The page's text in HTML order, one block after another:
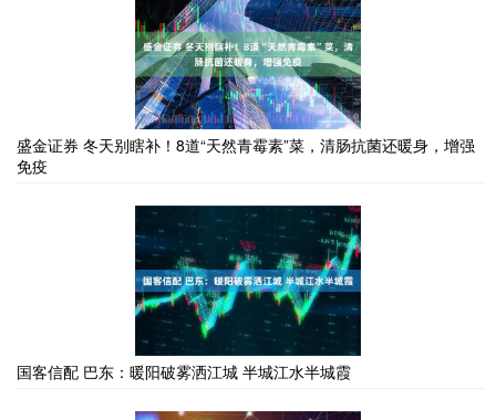
盛金证券 冬天别瞎补！8道“天然青霉素”菜，清肠抗菌还暖身，增强
免疫
国客信配 巴东：暖阳破雾洒江城 半城江水半城霞